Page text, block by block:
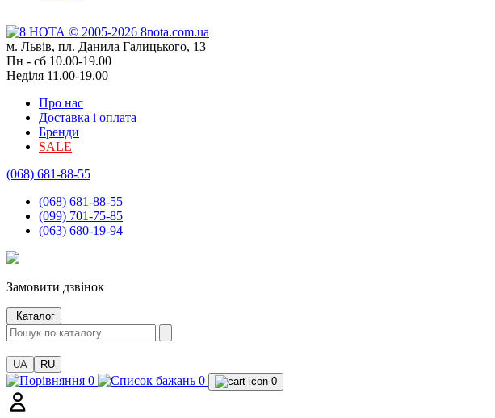
м. Львів, пл. Данила Галицького, 13
Пн - сб 10.00-19.00
Неділя 11.00-19.00
Про нас
Доставка і оплата
Бренди
SALE
(068) 681-88-55
(068) 681-88-55
(099) 701-75-85
(063) 680-19-94
Замовити дзвінок
Каталог
UA RU
0 0 0